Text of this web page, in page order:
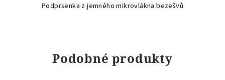
Podprsenka z jemného mikrovlákna bezešvů
Podobné produkty